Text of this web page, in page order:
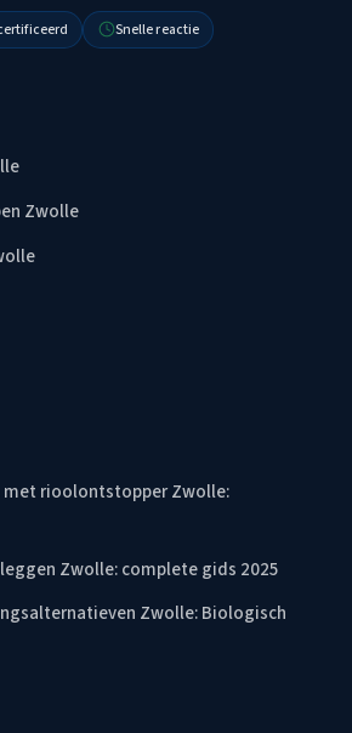
Snelle reactie
Zwolle
rioolontstopper Zwolle:
Zwolle: complete gids 2025
Zwolle: Biologisch